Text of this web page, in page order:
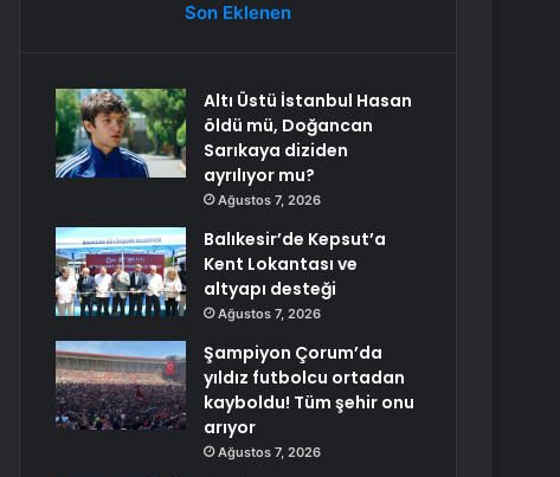
Son Eklenen
Altı Üstü İstanbul Hasan
öldü mü, Doğancan
Sarıkaya diziden
ayrılıyor mu?
Ağustos 7, 2026
Balıkesir’de Kepsut’a
Kent Lokantası ve
altyapı desteği
Ağustos 7, 2026
Şampiyon Çorum’da
yıldız futbolcu ortadan
kayboldu! Tüm şehir onu
arıyor
Ağustos 7, 2026